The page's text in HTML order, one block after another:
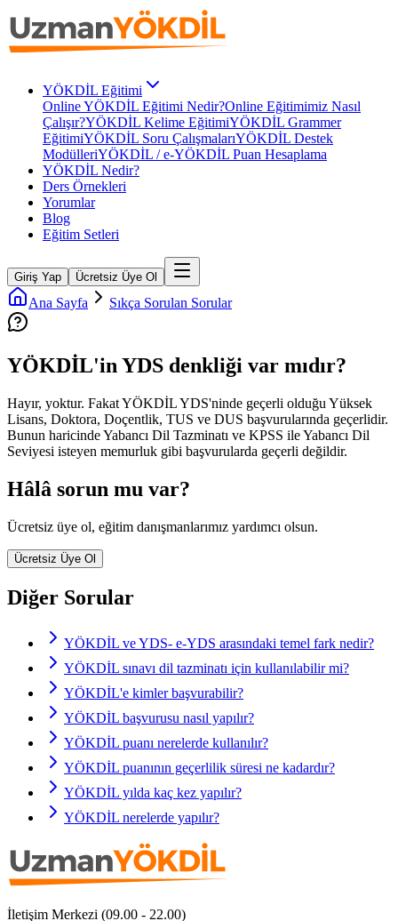
YÖKDİL Eğitimi
Online YÖKDİL Eğitimi Nedir?Online Eğitimimiz Nasıl
Çalışır?YÖKDİL Kelime EğitimiYÖKDİL Grammer
EğitimiYÖKDİL Soru ÇalışmalarıYÖKDİL Destek
ModülleriYÖKDİL / e-YÖKDİL Puan Hesaplama
YÖKDİL Nedir?
Ders Örnekleri
Yorumlar
Blog
Eğitim Setleri
Giriş Yap Ücretsiz Üye Ol
Ana Sayfa Sıkça Sorulan Sorular
YÖKDİL'in YDS denkliği var mıdır?
Hayır, yoktur. Fakat YÖKDİL YDS'ninde geçerli olduğu Yüksek
Lisans, Doktora, Doçentlik, TUS ve DUS başvurularında geçerlidir.
Bunun haricinde Yabancı Dil Tazminatı ve KPSS ile Yabancı Dil
Seviyesi isteyen memurluk gibi başvurularda geçerli değildir.
Hâlâ sorun mu var?
Ücretsiz üye ol, eğitim danışmanlarımız yardımcı olsun.
Ücretsiz Üye Ol
Diğer Sorular
YÖKDİL ve YDS- e-YDS arasındaki temel fark nedir?
YÖKDİL sınavı dil tazminatı için kullanılabilir mi?
YÖKDİL'e kimler başvurabilir?
YÖKDİL başvurusu nasıl yapılır?
YÖKDİL puanı nerelerde kullanılır?
YÖKDİL puanının geçerlilik süresi ne kadardır?
YÖKDİL yılda kaç kez yapılır?
YÖKDİL nerelerde yapılır?
İletişim Merkezi (09.00 - 22.00)